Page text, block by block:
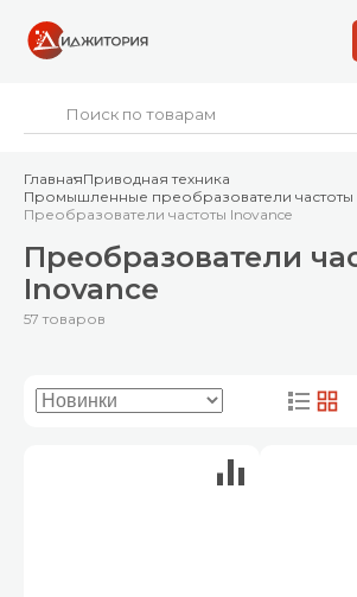
ГлавнаяПриводная техника
Промышленные преобразователи частоты
Преобразователи частоты Inovance
Преобразователи
Inovance
57 товаров